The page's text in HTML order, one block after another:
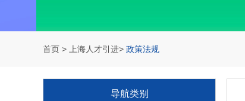
首页 > 上海人才引进> 政策法规
导航类别